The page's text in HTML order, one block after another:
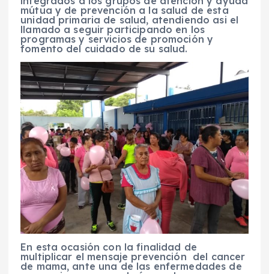
mútua y de prevención a la salud de esta
unidad primaria de salud, atendiendo asi el
llamado a seguir participando en los
programas y servicios de promoción y
fomento del cuidado de su salud.
En esta ocasión con la finalidad de
multiplicar el mensaje prevención del cancer
de mama, ante una de las enfermedades de